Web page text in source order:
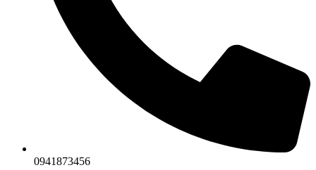
0941873456